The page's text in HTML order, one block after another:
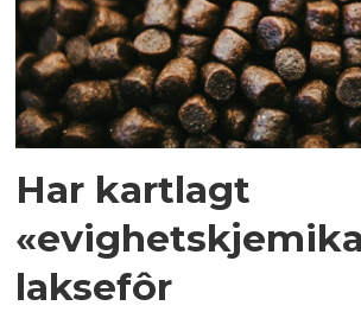
Har kartlagt
laksefôr